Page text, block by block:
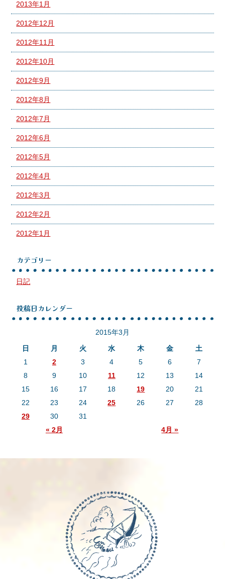
2013年1月
2012年12月
2012年11月
2012年10月
2012年9月
2012年8月
2012年7月
2012年6月
2012年5月
2012年4月
2012年3月
2012年2月
2012年1月
カテゴリー
日記
投稿日カレンダー
2015年3月
日
月 火 水 木 金 土
« 2月 4月 »
1 2 3 4 5 6
7
8
9 10 11 12 13
14
15
16 17 18 19 20
21
22
23 24 25 26 27
28
29
30 31